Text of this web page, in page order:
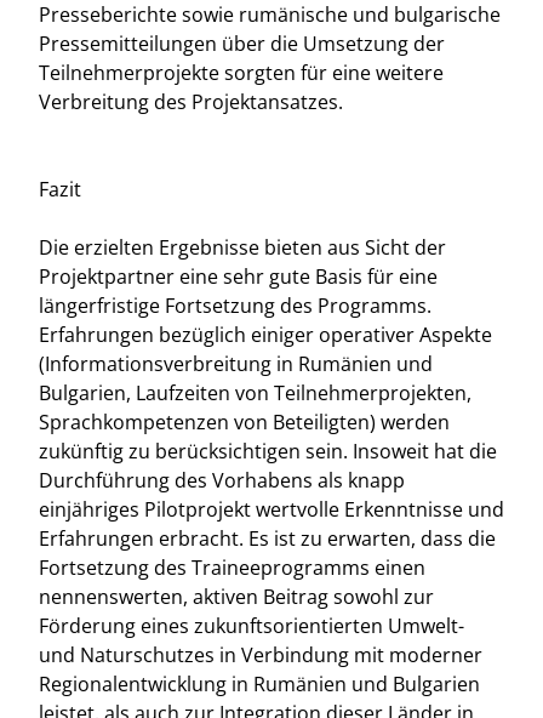
Presseberichte sowie rumänische und bulgarische
Pressemitteilungen über die Umsetzung der
Teilnehmerprojekte sorgten für eine weitere
Verbreitung des Projektansatzes.
Fazit
Die erzielten Ergebnisse bieten aus Sicht der
Projektpartner eine sehr gute Basis für eine
längerfristige Fortsetzung des Programms.
Erfahrungen bezüglich einiger operativer Aspekte
(Informationsverbreitung in Rumänien und
Bulgarien, Laufzeiten von Teilnehmerprojekten,
Sprachkompetenzen von Beteiligten) werden
zukünftig zu berücksichtigen sein. Insoweit hat die
Durchführung des Vorhabens als knapp
einjähriges Pilotprojekt wertvolle Erkenntnisse und
Erfahrungen erbracht. Es ist zu erwarten, dass die
Fortsetzung des Traineeprogramms einen
nennenswerten, aktiven Beitrag sowohl zur
Förderung eines zukunftsorientierten Umwelt-
und Naturschutzes in Verbindung mit moderner
Regionalentwicklung in Rumänien und Bulgarien